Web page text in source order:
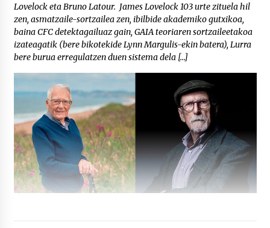
Lovelock eta Bruno Latour. James Lovelock 103 urte zituela hil
zen, asmatzaile-sortzailea zen, ibilbide akademiko gutxikoa,
baina CFC detektagailuaz gain, GAIA teoriaren sortzaileetakoa
izateagatik (bere bikotekide Lynn Margulis-ekin batera), Lurra
bere burua erregulatzen duen sistema dela […]